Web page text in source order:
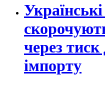
через
імпорту